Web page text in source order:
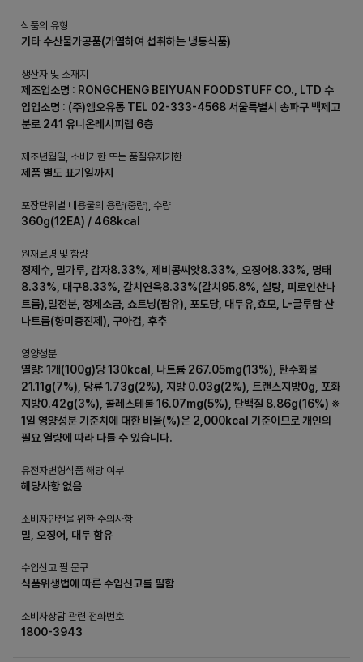
식품의 유형
기타 수산물가공품(가열하여 섭취하는 냉동식품)
생산자 및 소재지
제조업소명 : RONGCHENG BEIYUAN FOODSTUFF CO., LTD 수
입업소명 : (주)엠오유통 TEL 02-333-4568 서울특별시 송파구 백제고
분로 241 유니온레시피랩 6층
제조년월일, 소비기한 또는 품질유지기한
제품 별도 표기일까지
포장단위별 내용물의 용량(중량), 수량
360g(12EA) / 468kcal
원재료명 및 함량
정제수, 밀가루, 감자8.33%, 제비콩씨앗8.33%, 오징어8.33%, 명태
8.33%, 대구8.33%, 갈치연육8.33%(갈치95.8%, 설탕, 피로인산나
트륨),밀전분, 정제소금, 쇼트닝(팜유), 포도당, 대두유,효모, L-글루탐 산
나트륨(향미증진제), 구아검, 후추
영양성분
열량: 1개(100g)당 130kcal, 나트륨 267.05mg(13%), 탄수화물
21.11g(7%), 당류 1.73g(2%), 지방 0.03g(2%), 트랜스지방0g, 포화
지방0.42g(3%), 콜레스테롤 16.07mg(5%), 단백질 8.86g(16%) ※
1일 영양성분 기준치에 대한 비율(%)은 2,000kcal 기준이므로 개인의
필요 열량에 따라 다를 수 있습니다.
유전자변형식품 해당 여부
해당사항 없음
소비자안전을 위한 주의사항
밀, 오징어, 대두 함유
수입신고 필 문구
식품위생법에 따른 수입신고를 필함
소비자상담 관련 전화번호
1800-3943